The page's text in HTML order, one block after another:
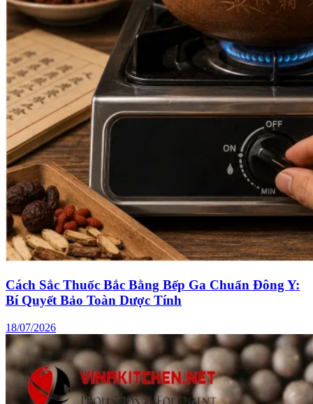
Cách Sắc Thuốc Bắc Bằng Bếp Ga Chuẩn Đông Y:
Bí Quyết Bảo Toàn Dược Tính
18/07/2026